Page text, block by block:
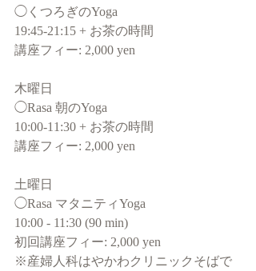
◯くつろぎのYoga
19:45-21:15 + お茶の時間
講座フィー: 2,000 yen
木曜日
◯Rasa 朝のYoga
10:00-11:30 + お茶の時間
講座フィー: 2,000 yen
土曜日
◯Rasa マタニティYoga
10:00 - 11:30 (90 min)
初回講座フィー: 2,000 yen
※産婦人科はやかわクリニックそばで